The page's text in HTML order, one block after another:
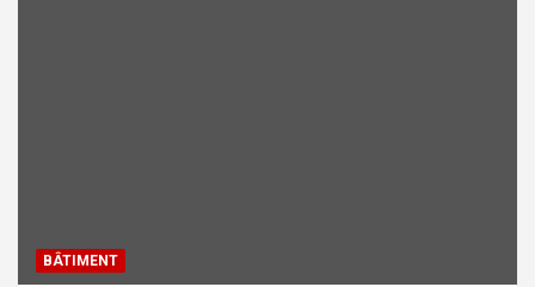
BÂTIMENT